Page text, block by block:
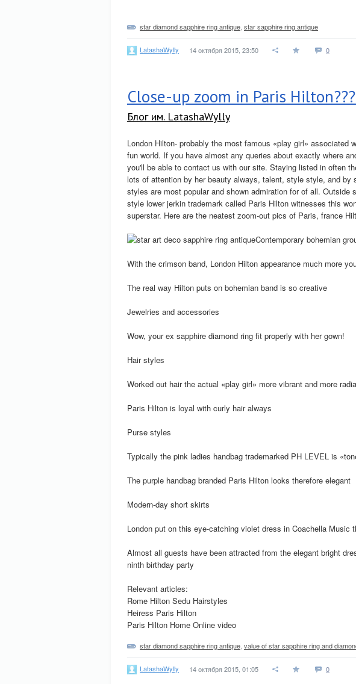
star diamond sapphire ring antique star sapphire ring antique
LatashaWylly 14 октября 2015, 23:50 0
Close-up zoom in Paris
Блог им. LatashaWylly
London Hilton- probably the most famous «play girl» associated
fun world. If you have almost any queries about exactly where
you'll be able to contact us with our site. Staying listed in often
lots of attention by her beauty always, talent, style style, and by
styles are most popular and shown admiration for of all. Outside
style lower jerkin trademark called Paris Hilton witnesses this
superstar. Here are the neatest zoom-out pics of Paris, france
Contemporary bohemian
With the crimson band, London Hilton appearance much more
The real way Hilton puts on bohemian band is so creative
Jewelries and accessories
Wow, your ex sapphire diamond ring fit properly with her gown!
Hair styles
Worked out hair the actual «play girl» more vibrant and more
Paris Hilton is loyal with curly hair always
Purse styles
Typically the pink ladies handbag trademarked PH LEVEL is
The purple handbag branded Paris Hilton looks therefore elegant
Modern-day short skirts
London put on this eye-catching violet dress in Coachella Music
Almost all guests have been attracted from the elegant bright
ninth birthday party
Relevant articles:
Rome Hilton Sedu Hairstyles
Heiress Paris Hilton
Paris Hilton Home Online video
star diamond sapphire ring antique value of star sapphire ring and
LatashaWylly 14 октября 2015, 01:05 0